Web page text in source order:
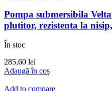
Pompa submersibila
plutitor, rezistenta la
În stoc
285,60 lei
Adaugă în coș
Add to compare